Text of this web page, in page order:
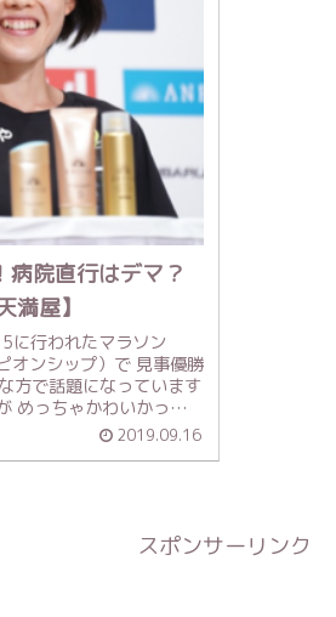
院直行はデマ？
満屋】
に行われたマラソン
オンシップ）で 見事優勝
方で話題になっています
めっちゃかわいかった！
2019.09.16
スポンサーリンク